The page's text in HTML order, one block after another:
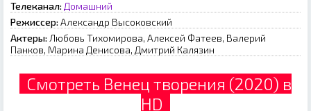
Телеканал: Домашний
Режиссер: Александр Высоковский
Актеры: Любовь Тихомирова, Алексей Фатеев, Валерий
Панков, Марина Денисова, Дмитрий Калязин
Смотреть Венец творения (2020) в
HD